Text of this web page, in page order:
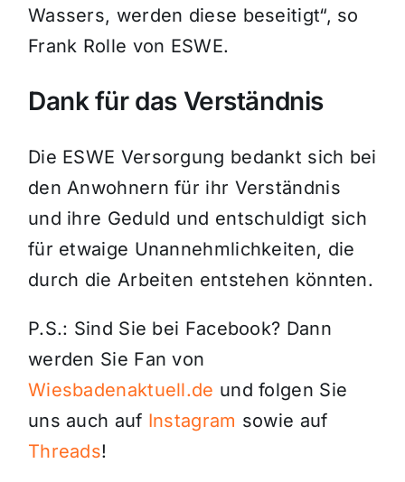
Wassers, werden diese beseitigt“, so
Frank Rolle von ESWE.
Dank für das Verständnis
Die ESWE Versorgung bedankt sich bei
den Anwohnern für ihr Verständnis
und ihre Geduld und entschuldigt sich
für etwaige Unannehmlichkeiten, die
durch die Arbeiten entstehen könnten.
P.S.: Sind Sie bei Facebook? Dann
werden Sie Fan von
Wiesbadenaktuell.de und folgen Sie
uns auch auf Instagram sowie auf
Threads!